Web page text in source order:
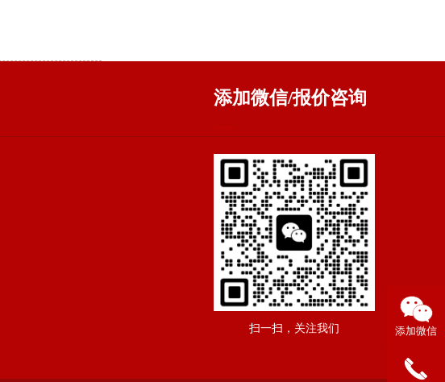
添加微信/报价咨询
扫一扫，关注我们 添加微信